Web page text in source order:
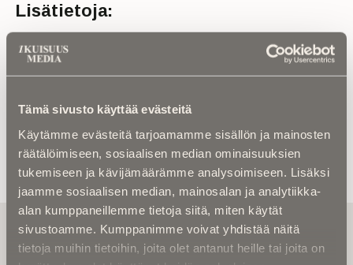
Tämä sivusto käyttää evästeitä
Käytämme evästeitä tarjoamamme sisällön ja mainosten
räätälöimiseen, sosiaalisen median ominaisuuksien
tukemiseen ja kävijämäärämme analysoimiseen. Lisäksi
jaamme sosiaalisen median, mainosalan ja analytiikka-
alan kumppaneillemme tietoja siitä, miten käytät
sivustoamme. Kumppanimme voivat yhdistää näitä
tietoja muihin tietoihin, joita olet antanut heille tai joita on
Lisätietoja:
Ikä: 81 vuotta
Kuolinaika: 2024
Tilaa uutiskirje - Pääset heti parhaiden
artikkelien pariin!